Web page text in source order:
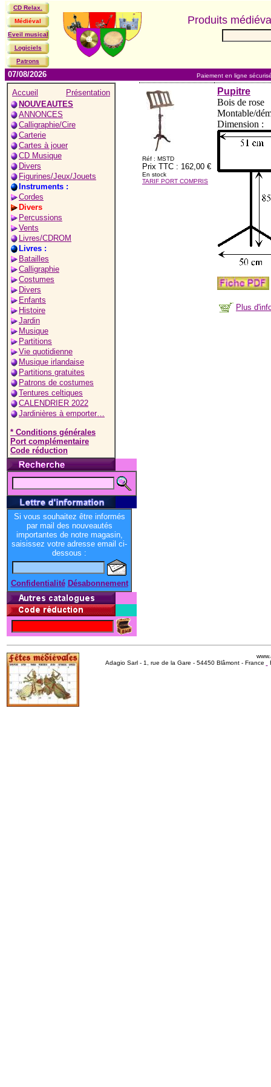
CD Relax.
Médiéval
Eveil musical
Logiciels
Patrons
Produits
07/08/2026 Paiement en ligne
Accueil
Présentation
NOUVEAUTES
ANNONCES
Calligraphie/Cire
Carterie
Cartes à jouer
CD Musique
Divers
Figurines/Jeux/Jouets
Instruments :
Cordes
Divers
Percussions
Vents
Livres/CDROM
Livres :
Batailles
Calligraphie
Costumes
Divers
Enfants
Histoire
Jardin
Musique
Partitions
Vie quotidienne
Musique irlandaise
Partitions gratuites
Patrons de costumes
Tentures celtiques
CALENDRIER 2022
Jardinières à emporter…
* Conditions générales
Port complémentaire
Code réduction
Si vous souhaitez être informés
par mail des nouveautés
importantes de notre magasin,
saisissez votre adresse email ci-
dessous :
Confidentialité Désabonnement
Réf : MSTD
Prix TTC : 162,00 €
En stock
TARIF PORT COMPRIS
Pupitre
Bois de rose
Montable/
Dimension :
Plus
Adagio Sarl - 1, rue de la Gare - 54450 Blâmont - France